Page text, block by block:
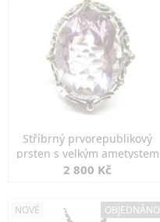
Stříbrný prvorepublikový
prsten s velkým ametystem
2 800 Kč
NOVÉ OBJEDNÁNO